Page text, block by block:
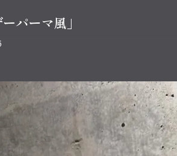
ーパーマ風」